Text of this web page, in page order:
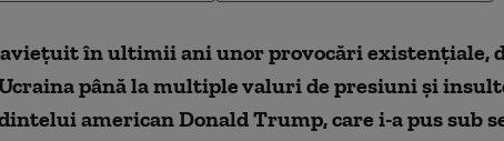
în ultimii ani unor provocări existenţiale,
până la multiple valuri de presiuni şi
american Donald Trump, care i-a pus sub